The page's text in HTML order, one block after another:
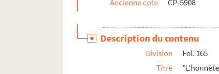
Ancienne cote
CP-5908
Description du contenu
Division
Fol. 165
Titre